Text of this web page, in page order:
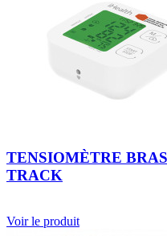
TENSIOMÈTRE
TRACK
Voir le produit